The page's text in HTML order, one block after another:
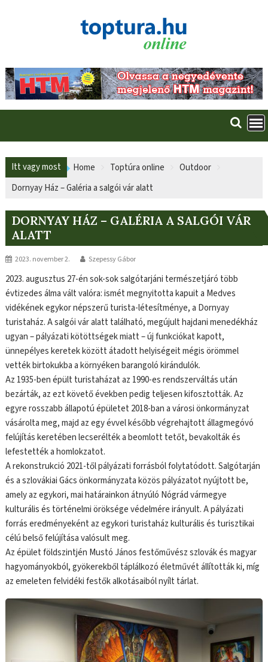
Itt vagy most Home Toptúra online
Outdoor
Dornyay Ház – Galéria a salgói vár alatt
DORNYAY HÁZ – GALÉRIA A SALGÓI VÁR
ALATT
2023. november 2. Szepessy Gábor
2023. augusztus 27-én sok-sok salgótarjáni természetjáró több
évtizedes álma vált valóra: ismét megnyitotta kapuit a Medves
vidékének egykor népszerű turista-létesítménye, a Dornyay
turistaház. A salgói vár alatt található, megújult hajdani menedékház
ugyan – pályázati kötöttségek miatt – új funkciókat kapott,
ünnepélyes keretek között átadott helyiségeit mégis örömmel
vették birtokukba a környéken barangoló kirándulók.
Az 1935-ben épült turistaházat az 1990-es rendszerváltás után
bezárták, az ezt követő években pedig teljesen kifosztották. Az
egyre rosszabb állapotú épületet 2018-ban a városi önkormányzat
vásárolta meg, majd az egy évvel később végrehajtott állagmegóvó
felújítás keretében lecserélték a beomlott tetőt, bevakolták és
lefestették a homlokzatot.
A rekonstrukció 2021-től pályázati forrásból folytatódott. Salgótarján
és a szlovákiai Gács önkormányzata közös pályázatot nyújtott be,
amely az egykori, mai határainkon átnyúló Nógrád vármegye
kulturális és történelmi öröksége védelmére irányult. A pályázati
forrás eredményeként az egykori turistaház kulturális és turisztikai
célú belső felújítása valósult meg.
Az épület földszintjén Mustó János festőművész szlovák és magyar
hagyományokból, gyökerekből táplálkozó életművét állították ki, míg
az emeleten felvidéki festők alkotásaiból nyílt tárlat.